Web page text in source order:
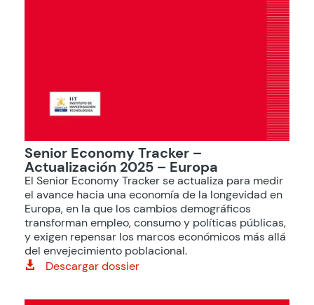
Senior Economy Tracker –
Actualización 2025 – Europa
El Senior Economy Tracker se actualiza para medir
el avance hacia una economía de la longevidad en
Europa, en la que los cambios demográficos
transforman empleo, consumo y políticas públicas,
y exigen repensar los marcos económicos más allá
del envejecimiento poblacional.
 Descargar dossier